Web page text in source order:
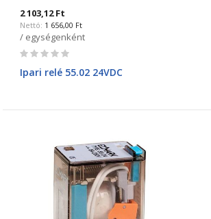
2 103,12 Ft
1 656,00 Ft
/ egységenként
Rating:
Ipari relé 55.02 24VDC